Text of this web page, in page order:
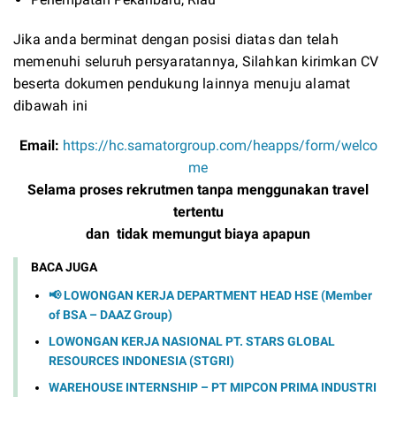
Jika anda berminat dengan posisi diatas dan telah
memenuhi seluruh persyaratannya, Silahkan kirimkan CV
beserta dokumen pendukung lainnya menuju alamat
dibawah ini
Email: https://hc.samatorgroup.com/heapps/form/welco
me
Selama proses rekrutmen tanpa menggunakan travel
tertentu
dan tidak memungut biaya apapun
BACA JUGA
📢 LOWONGAN KERJA DEPARTMENT HEAD HSE (Member
of BSA – DAAZ Group)
LOWONGAN KERJA NASIONAL PT. STARS GLOBAL
RESOURCES INDONESIA (STGRI)
WAREHOUSE INTERNSHIP – PT MIPCON PRIMA INDUSTRI